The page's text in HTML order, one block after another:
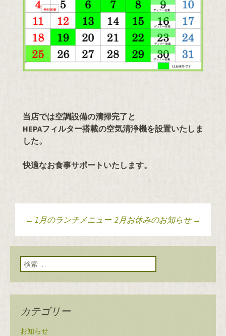
当店では空調設備の清掃完了と
HEPAフィルター搭載の空気清浄機を設置いたしま
した。
快適なお食事サポートいたします。
投稿ナビゲーショ
ン
← 1月のランチメニュー 2月お休みのお知らせ →
検索:
カテゴリー
お知らせ